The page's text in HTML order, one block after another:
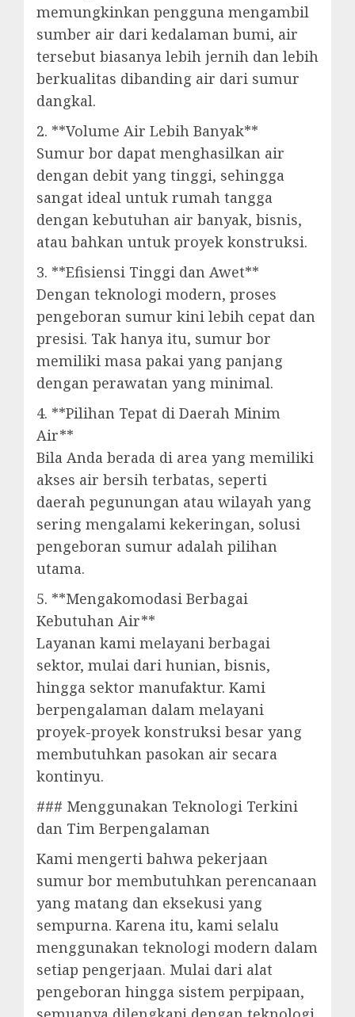
memungkinkan pengguna mengambil
sumber air dari kedalaman bumi, air
tersebut biasanya lebih jernih dan lebih
berkualitas dibanding air dari sumur
dangkal.
2. **Volume Air Lebih Banyak**
Sumur bor dapat menghasilkan air
dengan debit yang tinggi, sehingga
sangat ideal untuk rumah tangga
dengan kebutuhan air banyak, bisnis,
atau bahkan untuk proyek konstruksi.
3. **Efisiensi Tinggi dan Awet**
Dengan teknologi modern, proses
pengeboran sumur kini lebih cepat dan
presisi. Tak hanya itu, sumur bor
memiliki masa pakai yang panjang
dengan perawatan yang minimal.
4. **Pilihan Tepat di Daerah Minim
Air**
Bila Anda berada di area yang memiliki
akses air bersih terbatas, seperti
daerah pegunungan atau wilayah yang
sering mengalami kekeringan, solusi
pengeboran sumur adalah pilihan
utama.
5. **Mengakomodasi Berbagai
Kebutuhan Air**
Layanan kami melayani berbagai
sektor, mulai dari hunian, bisnis,
hingga sektor manufaktur. Kami
berpengalaman dalam melayani
proyek-proyek konstruksi besar yang
membutuhkan pasokan air secara
kontinyu.
### Menggunakan Teknologi Terkini
dan Tim Berpengalaman
Kami mengerti bahwa pekerjaan
sumur bor membutuhkan perencanaan
yang matang dan eksekusi yang
sempurna. Karena itu, kami selalu
menggunakan teknologi modern dalam
setiap pengerjaan. Mulai dari alat
pengeboran hingga sistem perpipaan,